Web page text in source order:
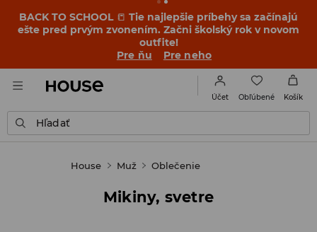
BACK TO SCHOOL 📒 Tie najlepšie príbehy sa začínajú
ešte pred prvým zvonením. Začni školský rok v novom
outfite!
Pre ňu
Pre neho
Účet Obľúbené Košík
Hľadať
House Muž Oblečenie
Mikiny, svetre